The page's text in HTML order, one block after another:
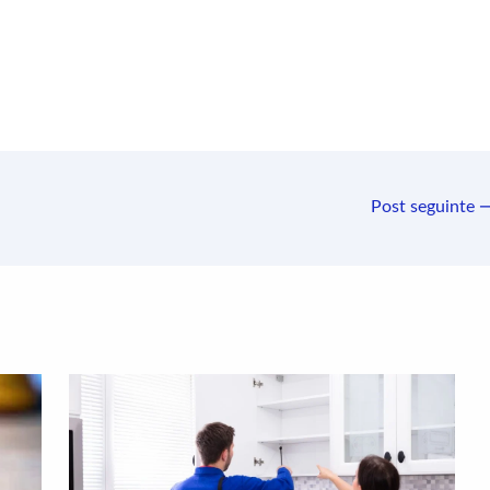
Post seguinte